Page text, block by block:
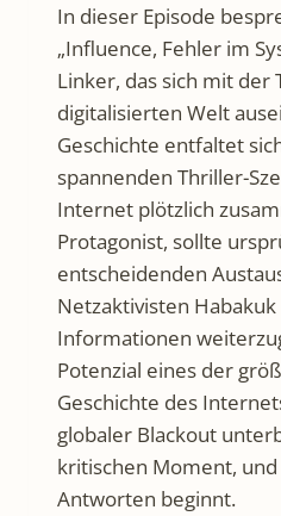
In dieser Episode
„Influence, Fehler im
Linker, das sich mit
digitalisierten Welt
Geschichte entfaltet
spannenden Thriller-
Internet plötzlich
Protagonist, sollte
entscheidenden
Netzaktivisten
Informationen
Potenzial eines der
Geschichte des
globaler Blackout
kritischen Moment, und
Antworten beginnt.